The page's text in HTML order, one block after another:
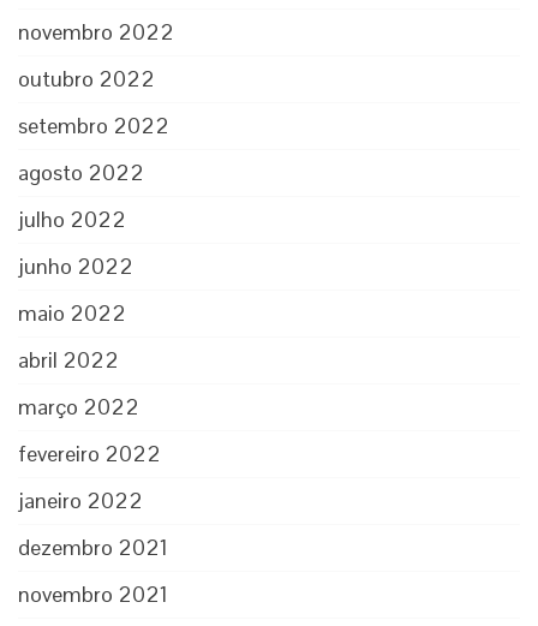
novembro 2022
outubro 2022
setembro 2022
agosto 2022
julho 2022
junho 2022
maio 2022
abril 2022
março 2022
fevereiro 2022
janeiro 2022
dezembro 2021
novembro 2021